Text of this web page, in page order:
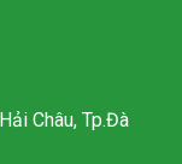
Châu, Tp.Đà